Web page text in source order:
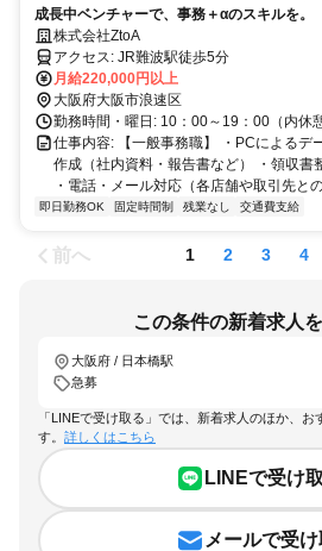
成長中ベンチャーで、事務＋αのスキルを。
株式会社ZtoA
アクセス: JR難波駅徒歩5分
月給220,000円以上
大阪府大阪市浪速区
勤務時間・曜日: 10：00～19：00（内休
仕事内容: 【一般事務職】 ・PCによるデ
作成（社内資料・報告書など） ・領収書
・電話・メール対応（各店舗や取引先と
即日勤務OK 固定時間制 残業なし 交通費支給
前へ 1 2 3 4
この条件の新着求人
大阪府 / 日本橋駅
急募
「LINEで受け取る」では、新着求人のほか、お
す。 詳しくはこちら
LINEで受け
メールで受